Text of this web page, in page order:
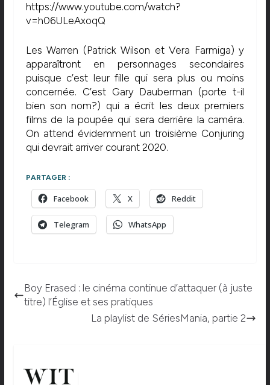
https://www.youtube.com/watch?
v=h06ULeAxoqQ
Les Warren (Patrick Wilson et Vera Farmiga) y
apparaîtront en personnages secondaires
puisque c’est leur fille qui sera plus ou moins
concernée. C’est Gary Dauberman (porte t-il
bien son nom?) qui a écrit les deux premiers
films de la poupée qui sera derrière la caméra.
On attend évidemment un troisième Conjuring
qui devrait arriver courant 2020.
PARTAGER :
Facebook X Reddit
Telegram WhatsApp
Boy Erased : le cinéma continue d’attaquer (à juste
titre) l’Église et ses pratiques
La playlist de SériesMania, partie 2